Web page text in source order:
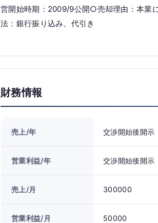
営開始時期：2009/9公開○売却理由：本業
法：銀行振り込み、代引き
財務情報
売上/年 交渉開始後開示
営業利益/年 交渉開始後開示
売上/月 300000
営業利益/月 50000